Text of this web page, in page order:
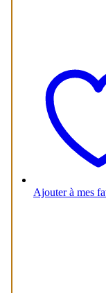
Ajouter à mes